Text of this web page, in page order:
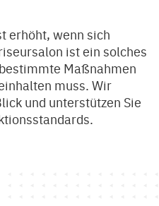
erhöht, wenn sich
ist ein solches
Maßnahmen
muss. Wir
und unterstützen Sie